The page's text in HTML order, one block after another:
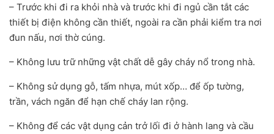
– Trước khi đi ra khỏi nhà và trước khi đi ngủ cần tắt các
thiết bị điện không cần thiết, ngoài ra cần phải kiểm tra nơi
đun nấu, nơi thờ cúng.
– Không lưu trữ những vật chất dễ gây cháy nổ trong nhà.
– Không sử dụng gỗ, tấm nhựa, mút xốp… để ốp tường,
trần, vách ngăn để hạn chế cháy lan rộng.
– Không để các vật dụng cản trở lối đi ở hành lang và cầu